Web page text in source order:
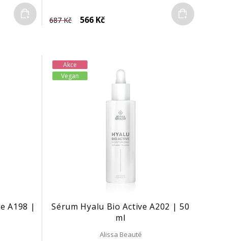
Do košíku
687 Kč 566 Kč
Do košíku
A198 |
Akce
Vegan
Sérum Hyalu Bio Active A202 | 50
ml
Alissa Beauté